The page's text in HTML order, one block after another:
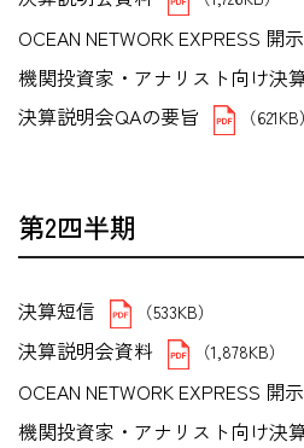
OCEAN NETWORK EXPRESS 開
機関投資家・アナリスト向け決
決算説明会QAの要旨
（621KB）
第2四半期
決算短信 （533KB）
決算説明会資料 （1,878KB）
OCEAN NETWORK EXPRESS 開
機関投資家・アナリスト向け決